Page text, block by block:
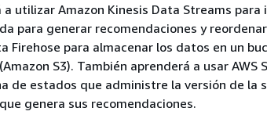
utilizar Amazon Kinesis Data Streams para
para generar recomendaciones y
Firehose para almacenar los datos en un
S3). También aprenderá a usar AWS
de estados que administre la versión de la
genera sus recomendaciones.